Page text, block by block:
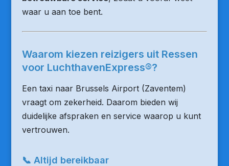
waar u aan toe bent.
Waarom kiezen reizigers uit Ressen
voor LuchthavenExpress®?
Een taxi naar Brussels Airport (Zaventem)
vraagt om zekerheid. Daarom bieden wij
duidelijke afspraken en service waarop u kunt
vertrouwen.
📞 Altijd bereikbaar